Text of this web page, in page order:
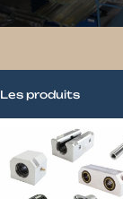
Les produits